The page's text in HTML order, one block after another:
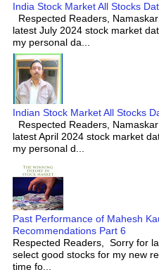
India Stock Market All Stocks
Respected Readers,
latest July 2024 stock market
my personal da...
Indian Stock Market All Stocks
Respected Readers,
latest April 2024 stock market
my personal d...
Past Performance of Mahesh
Recommendations Part 6
Respected Readers, Sorry for
select good stocks for my new
time fo...